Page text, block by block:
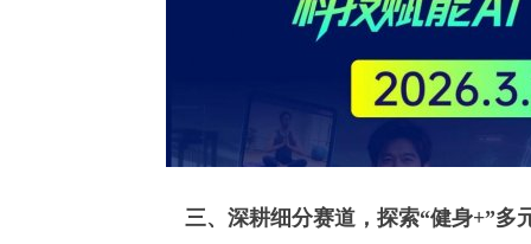
三、深耕细分赛道，探索“健身+”多